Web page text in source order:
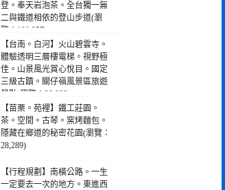
登。奉天岩泡茶。全台獨一無
二與鐵道相依的登山步道(瀏
覽：190,257)
【台南。白河】火山碧雲寺。
體驗透明三層樓電梯。視野極
佳。山景風光賞心悅目。國定
三級古蹟。關仔嶺風景區旅遊
景點(瀏覽：28,982)
【苗栗。苑裡】鐵工莊園。
茶。空間。古琴。窯烤麵包。
隱藏在鄉道的秘密花園(瀏覽：
28,289)
【行程規劃】南橫公路。一生
一定要去一次的地方。東進西